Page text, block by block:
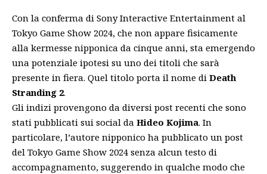
Con la conferma di Sony Interactive Entertainment al
Tokyo Game Show 2024, che non appare fisicamente
alla kermesse nipponica da cinque anni, sta emergendo
una potenziale ipotesi su uno dei titoli che sarà
presente in fiera. Quel titolo porta il nome di Death
Stranding 2.
Gli indizi provengono da diversi post recenti che sono
stati pubblicati sui social da Hideo Kojima. In
particolare, l’autore nipponico ha pubblicato un post
del Tokyo Game Show 2024 senza alcun testo di
accompagnamento, suggerendo in qualche modo che